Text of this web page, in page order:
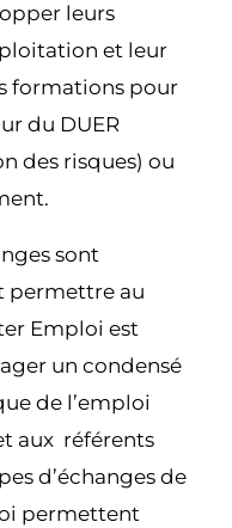
leurs
et leur
formations pour
du DUER
des risques) ou
sont
permettre au
Emploi est
un condensé
de l’emploi
aux référents
d’échanges de
permettent